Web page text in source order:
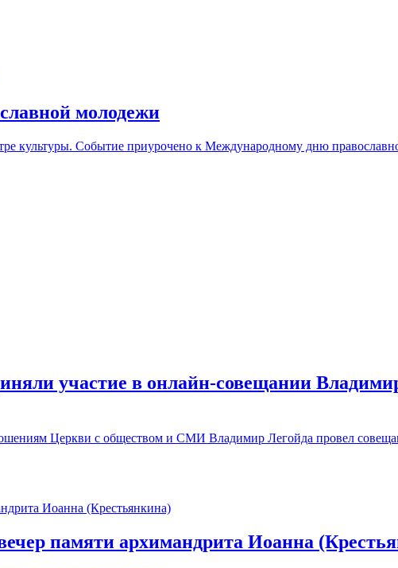
молодежи
культуры. Событие приурочено к Международному дню
участие в онлайн-совещании
Церкви с обществом и СМИ Владимир Легойда провел
памяти архимандрита Иоанна